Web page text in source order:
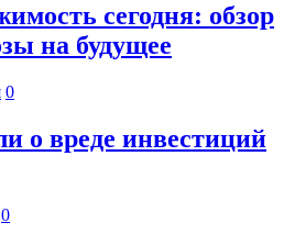
сегодня: обзор
на будущее
0
о вреде инвестиций
0